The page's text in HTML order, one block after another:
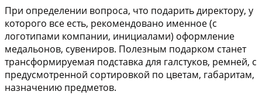
При определении вопроса, что подарить директору, у
которого все есть, рекомендовано именное (с
логотипами компании, инициалами) оформление
медальонов, сувениров. Полезным подарком станет
трансформируемая подставка для галстуков, ремней, с
предусмотренной сортировкой по цветам, габаритам,
назначению предметов.